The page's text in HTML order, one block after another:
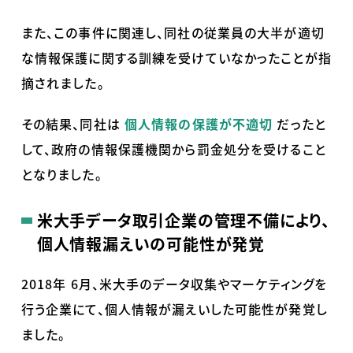
また、この事件に関連し、同社の従業員の大半が適切
な情報保護に関する訓練を受けていなかったことが指
摘されました。
その結果、同社は 個人情報の保護が不適切 だったと
して、政府の情報保護機関から罰金処分を受けること
となりました。
米大手データ取引企業の管理不備により、
個人情報漏えいの可能性が発覚
2018年 6月、米大手のデータ収集やマーケティングを
行う企業にて、個人情報が漏えいした可能性が発覚し
ました。